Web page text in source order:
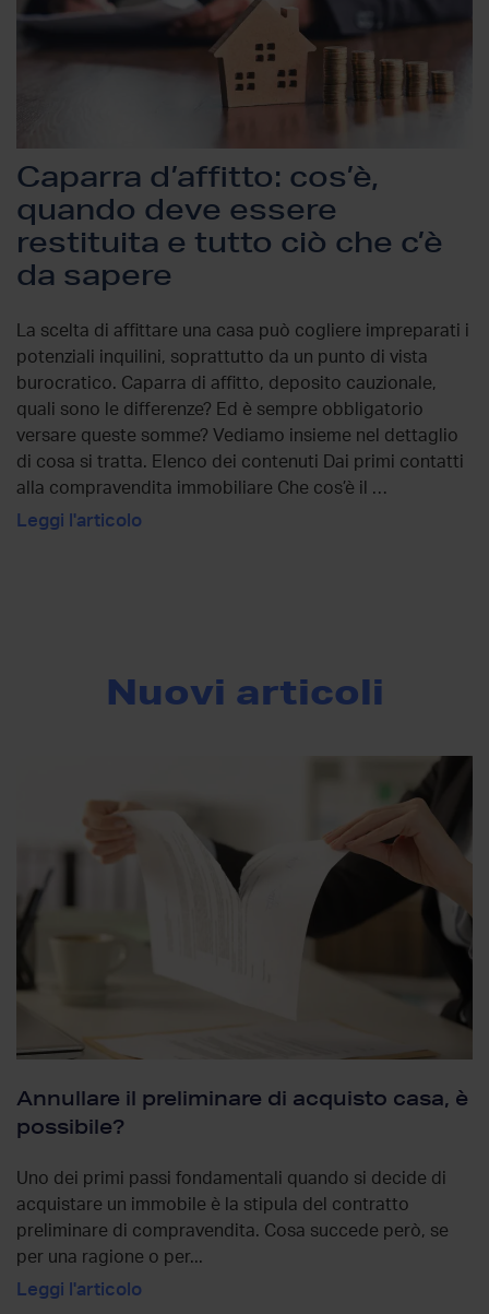
Caparra d’affitto: cos’è,
quando deve essere
restituita e tutto ciò che c’è
da sapere
La scelta di affittare una casa può cogliere impreparati i
potenziali inquilini, soprattutto da un punto di vista
burocratico. Caparra di affitto, deposito cauzionale,
quali sono le differenze? Ed è sempre obbligatorio
versare queste somme? Vediamo insieme nel dettaglio
di cosa si tratta. Elenco dei contenuti Dai primi contatti
alla compravendita immobiliare Che cos’è il …
Leggi l'articolo
Nuovi articoli
Annullare il preliminare di acquisto casa, è
possibile?
Uno dei primi passi fondamentali quando si decide di
acquistare un immobile è la stipula del contratto
preliminare di compravendita. Cosa succede però, se
per una ragione o per...
Leggi l'articolo